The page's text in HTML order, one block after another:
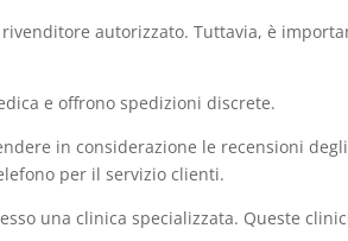
autorizzato. Tuttavia, è
e offrono spedizioni discrete.
in considerazione le recensioni
per il servizio clienti.
una clinica specializzata. Queste